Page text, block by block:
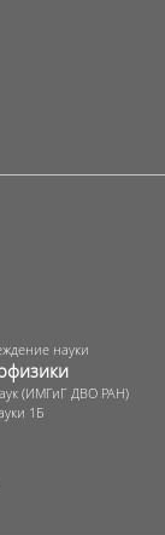
науки
(ИМГиГ ДВО РАН)
1Б